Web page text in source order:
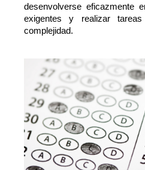
desenvolverse eficazmente
exigentes y realizar
complejidad.